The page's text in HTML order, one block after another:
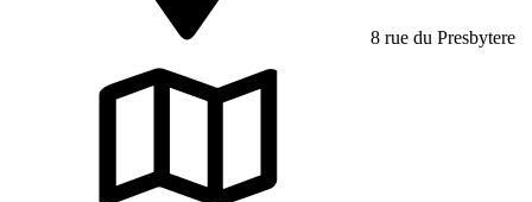
8 rue du Presbytere